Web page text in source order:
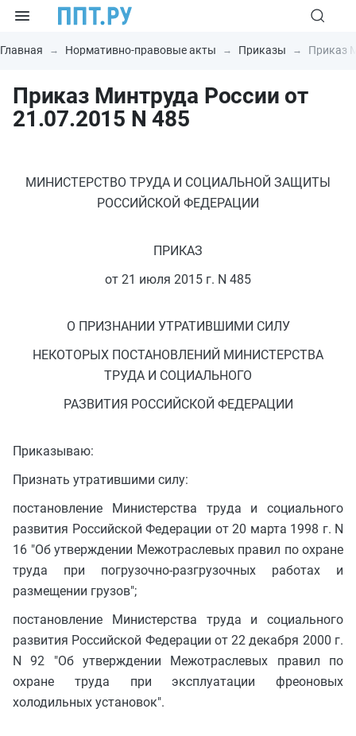
Главная Нормативно-правовые акты Приказы Приказ
Приказ Минтруда России от
21.07.2015 N 485
МИНИСТЕРСТВО ТРУДА И СОЦИАЛЬНОЙ ЗАЩИТЫ
РОССИЙСКОЙ ФЕДЕРАЦИИ
ПРИКАЗ
от 21 июля 2015 г. N 485
О ПРИЗНАНИИ УТРАТИВШИМИ СИЛУ
НЕКОТОРЫХ ПОСТАНОВЛЕНИЙ МИНИСТЕРСТВА
ТРУДА И СОЦИАЛЬНОГО
РАЗВИТИЯ РОССИЙСКОЙ ФЕДЕРАЦИИ
Приказываю:
Признать утратившими силу:
постановление Министерства труда и социального
развития Российской Федерации от 20 марта 1998 г. N
16 "Об утверждении Межотраслевых правил по охране
труда при погрузочно-разгрузочных работах и
размещении грузов";
постановление Министерства труда и социального
развития Российской Федерации от 22 декабря 2000 г.
N 92 "Об утверждении Межотраслевых правил по
охране труда при эксплуатации фреоновых
холодильных установок".